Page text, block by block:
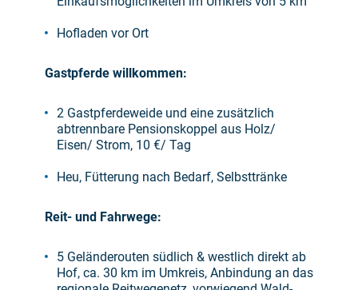
Hofladen vor Ort
Gastpferde willkommen:
2 Gastpferdeweide und eine zusätzlich
abtrennbare Pensionskoppel aus Holz/
Eisen/ Strom, 10 €/ Tag
Heu, Fütterung nach Bedarf, Selbsttränke
Reit- und Fahrwege:
5 Geländerouten südlich & westlich direkt ab
Hof, ca. 30 km im Umkreis, Anbindung an das